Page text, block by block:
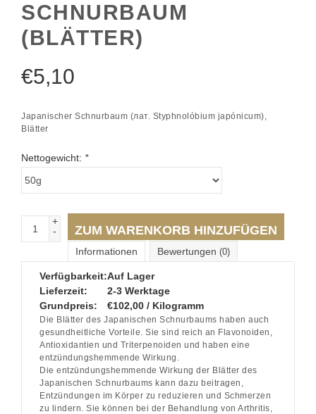
SCHNURBAUM
(BLÄTTER)
€5,10
Japanischer Schnurbaum (лат. Styphnolóbium japónicum),
Blätter
Nettogewicht: *
+
-
ZUM WARENKORB HINZUFÜGEN
Informationen Bewertungen (0)
Verfügbarkeit:Auf Lager
Lieferzeit:
2-3 Werktage
Grundpreis:
€102,00 / Kilogramm
Die Blätter des Japanischen Schnurbaums haben auch
gesundheitliche Vorteile. Sie sind reich an Flavonoiden,
Antioxidantien und Triterpenoiden und haben eine
entzündungshemmende Wirkung.
Die entzündungshemmende Wirkung der Blätter des
Japanischen Schnurbaums kann dazu beitragen,
Entzündungen im Körper zu reduzieren und Schmerzen
zu lindern. Sie können bei der Behandlung von Arthritis,